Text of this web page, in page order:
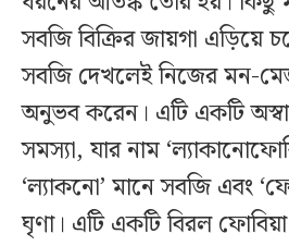
সবজি বিক্রির জায়গা
সবজি দেখলেই নিজের মন-
অনুভব করেন। এটি একটি
সমস্যা, যার নাম
‘ল্যাকনো’ মানে সবজি এবং
ঘৃণা। এটি একটি বিরল